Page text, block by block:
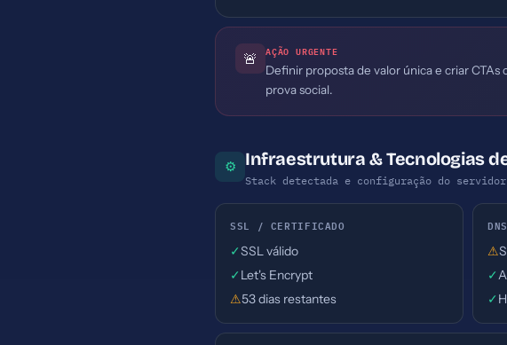
🚨 AÇÃO URGENTE
Definir proposta de valor única e criar
prova social.
⚙ Infraestrutura & Tecnologias
Stack detectada e configuração do servidor
SSL / CERTIFICADO
✓SSL válido
✓ Let's Encrypt
⚠53 dias restantes
⚠
✓
✓